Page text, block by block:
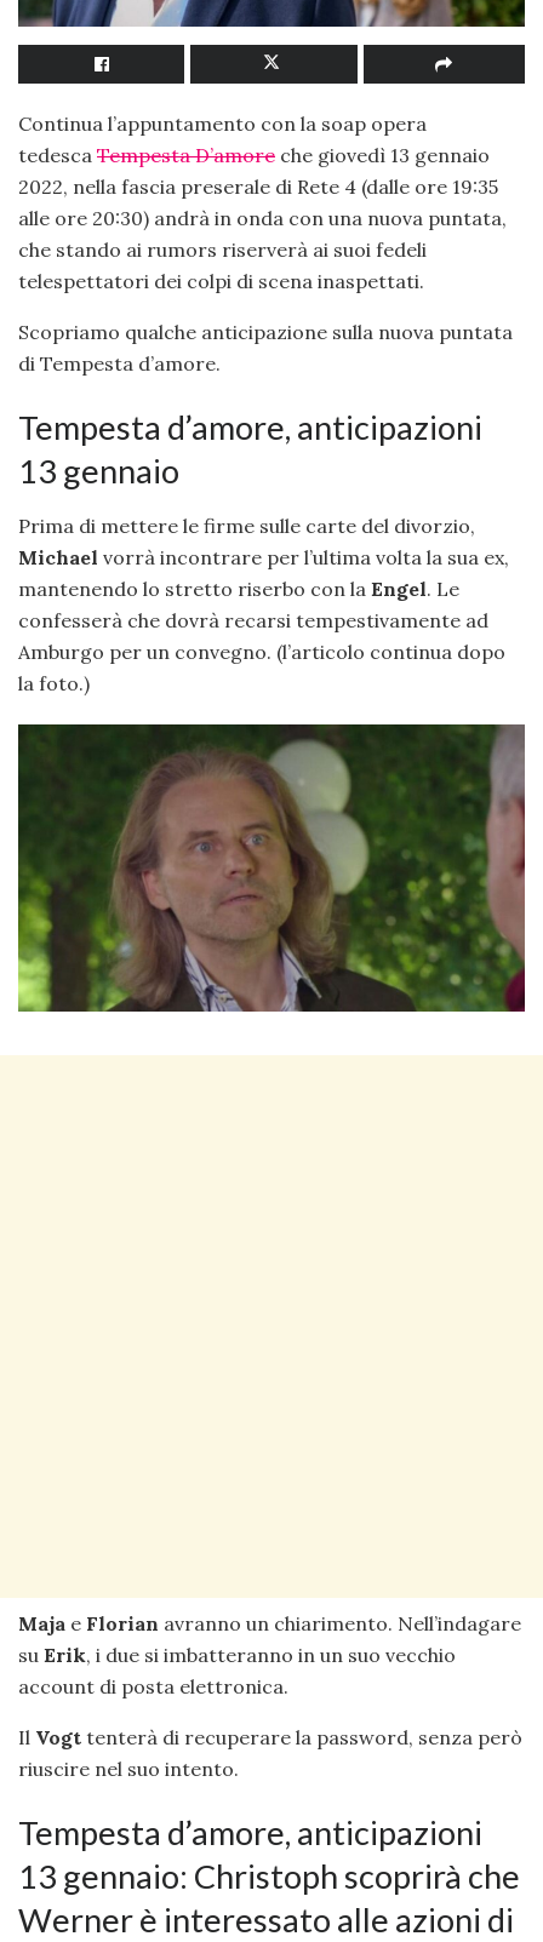
Continua l’appuntamento con la soap opera
tedesca Tempesta D’amore che giovedì 13 gennaio
2022, nella fascia preserale di Rete 4 (dalle ore 19:35
alle ore 20:30) andrà in onda con una nuova puntata,
che stando ai rumors riserverà ai suoi fedeli
telespettatori dei colpi di scena inaspettati.
Scopriamo qualche anticipazione sulla nuova puntata
di Tempesta d’amore.
Tempesta d’amore, anticipazioni
13 gennaio
Prima di mettere le firme sulle carte del divorzio,
Michael vorrà incontrare per l’ultima volta la sua ex,
mantenendo lo stretto riserbo con la Engel. Le
confesserà che dovrà recarsi tempestivamente ad
Amburgo per un convegno. (l’articolo continua dopo
la foto.)
Maja e Florian avranno un chiarimento. Nell’indagare
su Erik, i due si imbatteranno in un suo vecchio
account di posta elettronica.
Il Vogt tenterà di recuperare la password, senza però
riuscire nel suo intento.
Tempesta d’amore, anticipazioni
13 gennaio: Christoph scoprirà che
Werner è interessato alle azioni di